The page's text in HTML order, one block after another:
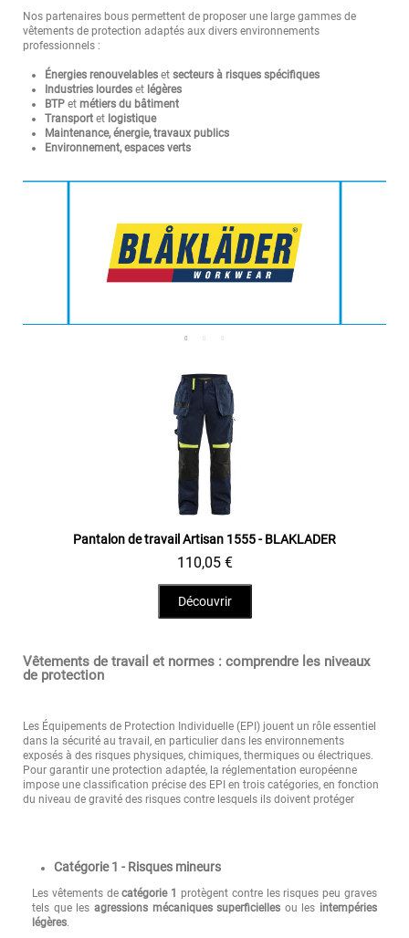
Nos partenaires bous permettent de proposer une large gammes de
vêtements de protection adaptés aux divers environnements
professionnels :
Énergies renouvelables et secteurs à risques spécifiques
Industries lourdes et légères
BTP et métiers du bâtiment
Transport et logistique
Maintenance, énergie, travaux publics
Environnement, espaces verts
Aperçu rapide
Pantalon de travail Artisan 1555 - BLAKLADER
110,05 €
Découvrir
Vêtements de travail et normes : comprendre les niveaux
de protection
Les Équipements de Protection Individuelle (EPI) jouent un rôle essentiel
dans la sécurité au travail, en particulier dans les environnements
exposés à des risques physiques, chimiques, thermiques ou électriques.
Pour garantir une protection adaptée, la réglementation européenne
impose une classification précise des EPI en trois catégories, en fonction
du niveau de gravité des risques contre lesquels ils doivent protéger
Catégorie 1 - Risques mineurs
Les vêtements decatégorie 1 protègent contre les risques peu graves
tels que les agressions mécaniques superficielles ou les intempéries
légères.